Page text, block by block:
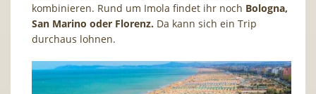
kombinieren. Rund um Imola findet ihr noch Bologna,
San Marino oder Florenz. Da kann sich ein Trip
durchaus lohnen.